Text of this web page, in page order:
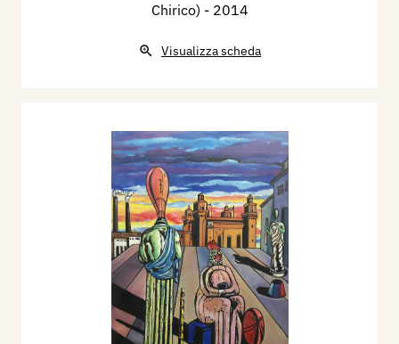
Chirico) - 2014
Visualizza scheda